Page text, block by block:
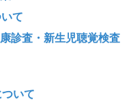
て
診査・新生児聴覚検査
いて